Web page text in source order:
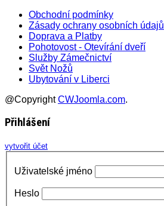
Obchodní podmínky
Zásady ochrany osobních údajů
Doprava a Platby
Pohotovost - Otevírání dveří
Služby Zámečnictví
Svět Nožů
Ubytování v Liberci
@CopyrightCWJoomla.com.
Přihlášení
vytvořit účet
Uživatelské jméno
Heslo